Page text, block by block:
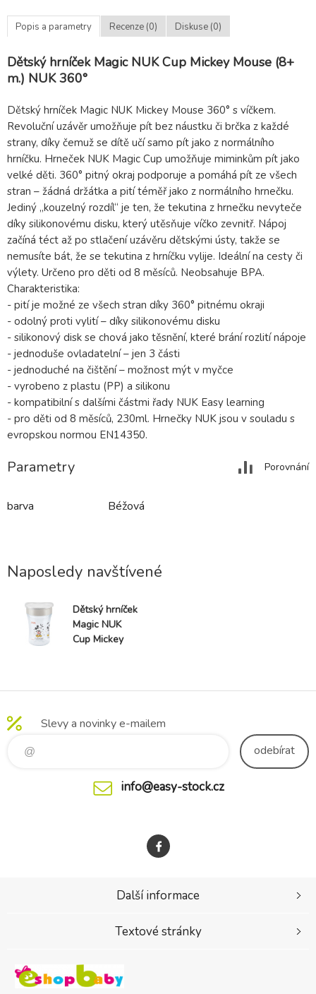
Popis a parametry Recenze (0) Diskuse (0)
Dětský hrníček Magic NUK Cup Mickey Mouse (8+
m.) NUK 360°
Dětský hrníček Magic NUK Mickey Mouse 360° s víčkem.
Revoluční uzávěr umožňuje pít bez náustku či brčka z každé
strany, díky čemuž se dítě učí samo pít jako z normálního
hrníčku. Hrneček NUK Magic Cup umožňuje miminkům pít jako
velké děti. 360° pitný okraj podporuje a pomáhá pít ze všech
stran – žádná držátka a pití téměř jako z normálního hrnečku.
Jediný „kouzelný rozdíl“ je ten, že tekutina z hrnečku nevyteče
díky silikonovému disku, který utěsňuje víčko zevnitř. Nápoj
začíná téct až po stlačení uzávěru dětskými ústy, takže se
nemusíte bát, že se tekutina z hrníčku vylije. Ideální na cesty či
výlety. Určeno pro děti od 8 měsíců. Neobsahuje BPA.
Charakteristika:
- pití je možné ze všech stran díky 360° pitnému okraji
- odolný proti vylití – díky silikonovému disku
- silikonový disk se chová jako těsnění, které brání rozlití nápoje
- jednoduše ovladatelní – jen 3 části
- jednoduché na čištění – možnost mýt v myčce
- vyrobeno z plastu (PP) a silikonu
- kompatibilní s dalšími částmi řady NUK Easy learning
- pro děti od 8 měsíců, 230ml. Hrnečky NUK jsou v souladu s
evropskou normou EN14350.
Parametry Porovnání
barva Béžová
Naposledy navštívené
Dětský hrníček
Magic NUK
Cup Mickey
Slevy a novinky e-mailem
odebírat
info@easy-stock.cz
Další informace
Textové stránky